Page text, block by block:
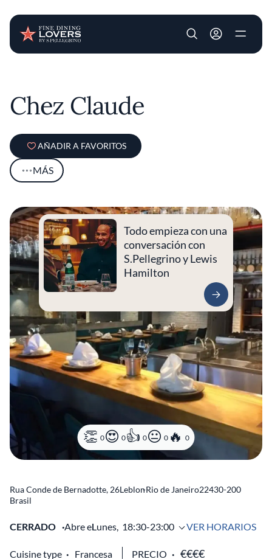
User account
Chez Claude
AÑADIR A FAVORITOS
MÁS
0 0 0 0 0
Todo empieza con una
conversación con
S.Pellegrino y Lewis
Hamilton
Rua Conde de Bernadotte, 26Leblon-Rio de Janeiro22430-200
Brasil
CERRADO Abre elLunes, 18:30-23:00 VER HORARIOS
Cuisine type Francesa PRECIO